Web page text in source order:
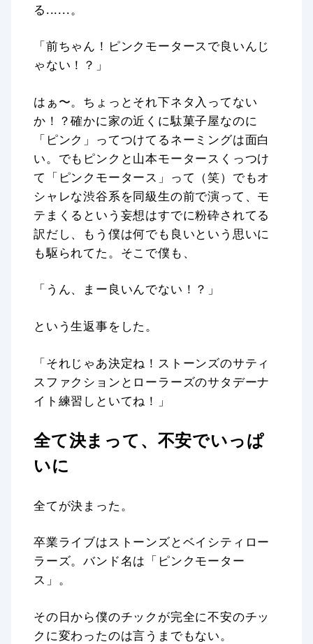
る......。
「前ちゃん！ピンクモータースで良いんじ
ゃない！？」
はぁ〜。ちょっとそれ下ネタ入ってない
か！？確かに家の近くに駄菓子屋なのに
「ピンク」ってつけてるネーミングは面白
い。でもピンクと山本モータースくっつけ
て「ピンクモータース」って（笑）でもオ
シャレな渋谷系を同級生の前で演って、モ
テまくるという妄想はすでに粉砕されてる
訳だし、もう僕は何でも良いという思いに
も駆られてた。そこで僕も、
「うん、まー良いんでない！？」
という生返事をした。
「それじゃあ決定ね！ストーンズのサティ
スファクションとローラーズのサタデーナ
イト練習しといてね！」
全て決まって、不安でいっぱ
いに
全てが決まった。
卒業ライブはストーンズとベイシティロー
ラーズ。バンド名は「ピンクモーター
ス」。
その日から僕のチックが完全に不安のチッ
クに変わったのは言うまでもない。